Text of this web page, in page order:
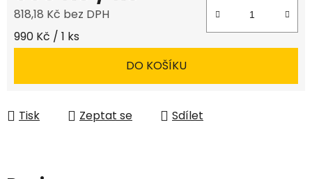
818,18 Kč bez DPH
Měrná cena:
990 Kč / 1 ks
DO KOŠÍKU
Tisk Zeptat se Sdílet